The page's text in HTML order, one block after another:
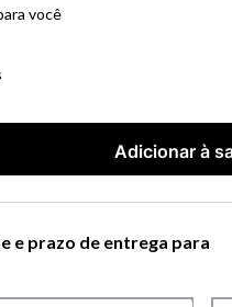
você
Adicionar à
e prazo de entrega para